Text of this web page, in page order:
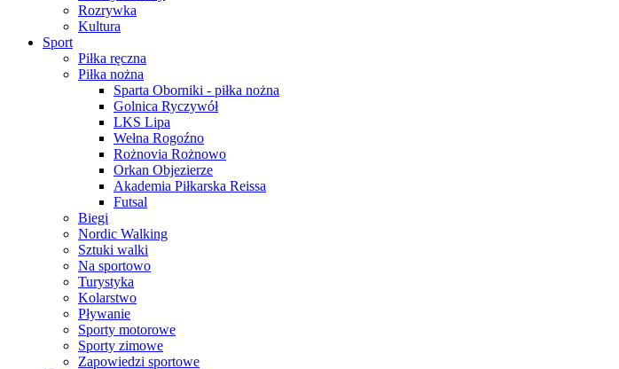
Rozrywka
Kultura
Sport
Piłka ręczna
Piłka nożna
Sparta Oborniki - piłka nożna
Golnica Ryczywół
LKS Lipa
Wełna Rogoźno
Rożnovia Rożnowo
Orkan Objezierze
Akademia Piłkarska Reissa
Futsal
Biegi
Nordic Walking
Sztuki walki
Na sportowo
Turystyka
Kolarstwo
Pływanie
Sporty motorowe
Sporty zimowe
Zapowiedzi sportowe